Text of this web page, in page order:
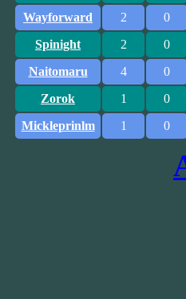
Wayforward
2 0
Spinight
2 0
Naitomaru
4 0
Zorok
1 0
Mickleprinlm
1 0